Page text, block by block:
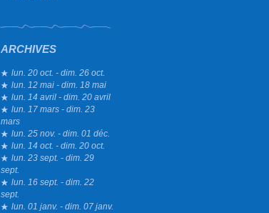
ARCHIVES
lun. 20 oct. - dim. 26 oct.
lun. 12 mai - dim. 18 mai
lun. 14 avril - dim. 20 avril
lun. 17 mars - dim. 23
mars
lun. 25 nov. - dim. 01 déc.
lun. 14 oct. - dim. 20 oct.
lun. 23 sept. - dim. 29
sept.
lun. 16 sept. - dim. 22
sept.
lun. 01 janv. - dim. 07 janv.